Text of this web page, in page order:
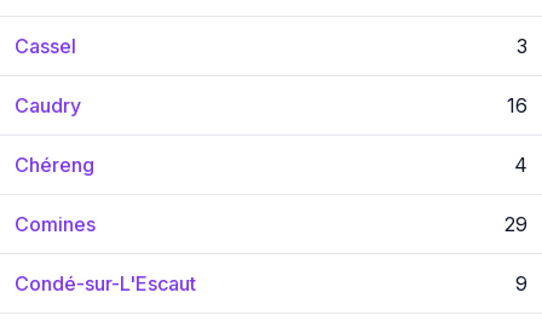
Cassel 3
Caudry 16
Chéreng 4
Comines 29
Condé-sur-L'Escaut 9